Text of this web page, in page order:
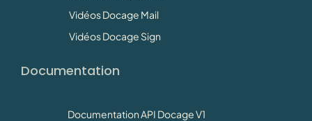
Vidéos Docage Mail
Vidéos Docage Sign
Documentation
Documentation API Docage V1